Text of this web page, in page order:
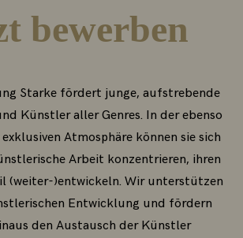
bewerben
Starke fördert junge, aufstrebende
Künstler aller Genres. In der ebenso
Atmosphäre können sie sich
Arbeit konzentrieren, ihren
(weiter-)entwickeln. Wir unterstützen
Entwicklung und fördern
den Austausch der Künstler